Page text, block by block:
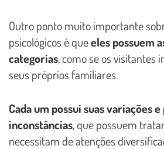
Outro ponto muito importante
psicológicos é queeles possuem
categorias, como se os visitantes
seus próprios familiares.
Cada um possui suas variações
inconstâncias, que possuem
necessitam de atenções